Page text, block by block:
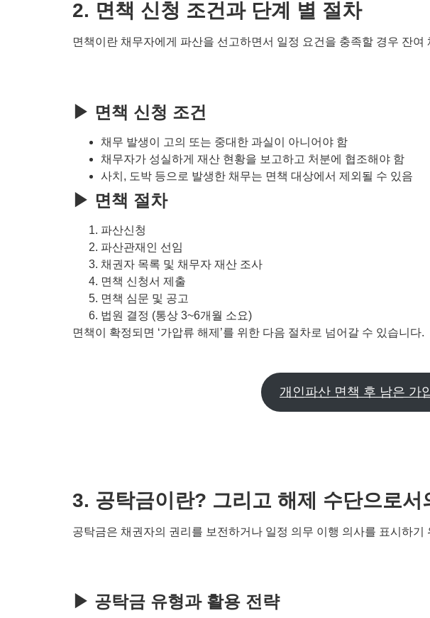
2. 면책 신청 조건과 단계 별 절차
면책이란 채무자에게 파산을 선고하면서 일정 요건을 충족할 경우 잔여
▶ 면책 신청 조건
채무 발생이 고의 또는 중대한 과실이 아니어야 함
채무자가 성실하게 재산 현황을 보고하고 처분에 협조해야 함
사치, 도박 등으로 발생한 채무는 면책 대상에서 제외될 수 있음
▶ 면책 절차
파산신청
파산관재인 선임
채권자 목록 및 채무자 재산 조사
면책 신청서 제출
면책 심문 및 공고
법원 결정 (통상 3~6개월 소요)
면책이 확정되면 ‘가압류 해제’를 위한 다음 절차로 넘어갈 수 있습니다.
개인파산 면책 후 남은 가
3. 공탁금이란? 그리고 해제 수단으로서
공탁금은 채권자의 권리를 보전하거나 일정 의무 이행 의사를 표시하
▶ 공탁금 유형과 활용 전략